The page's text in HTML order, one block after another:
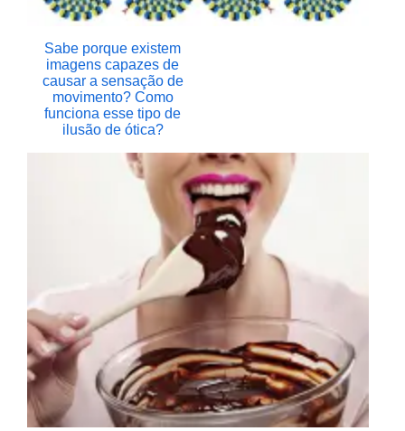
Sabe porque existem
imagens capazes de
causar a sensação de
movimento? Como
funciona esse tipo de
ilusão de ótica?